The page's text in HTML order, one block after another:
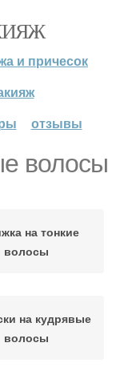
и причесок
отзывы
волосы
на тонкие
волосы
на кудрявые
волосы